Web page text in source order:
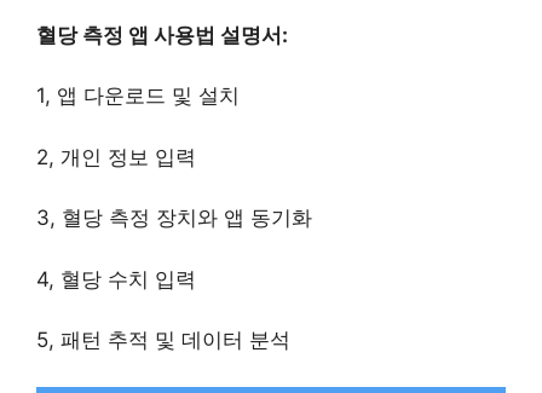
혈당 측정 앱 사용법 설명서:
1, 앱 다운로드 및 설치
2, 개인 정보 입력
3, 혈당 측정 장치와 앱 동기화
4, 혈당 수치 입력
5, 패턴 추적 및 데이터 분석